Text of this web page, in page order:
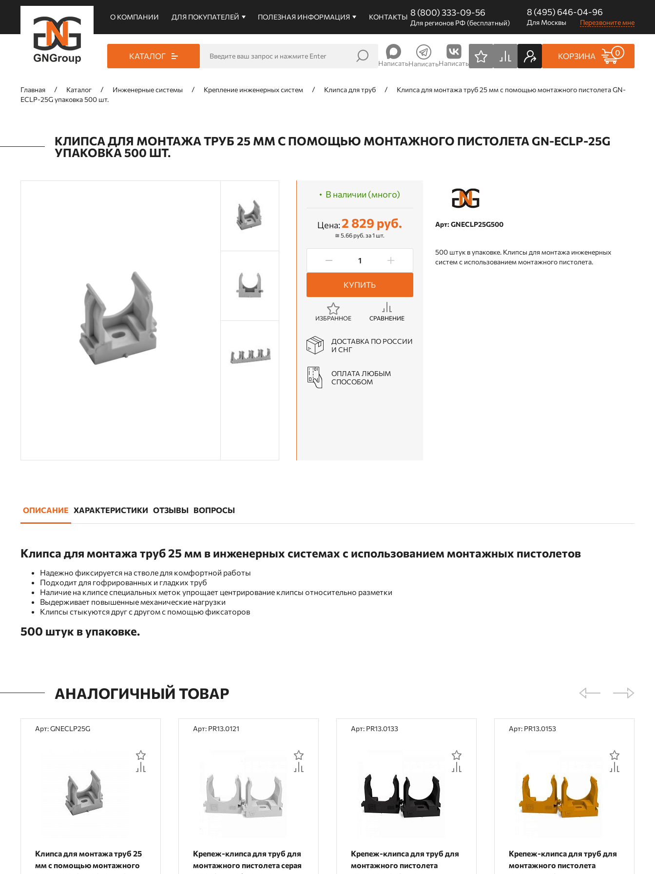
О КОМПАНИИ ДЛЯ ПОКУПАТЕЛЕЙ ПОЛЕЗНАЯ ИНФОРМАЦИЯ КОНТАКТЫ 8 (800) 333-09-56
Для регионов РФ (бесплатный)
8 (495) 646-04-96
Для Москвы Перезвоните мне
КАТАЛОГ
НаписатьНаписатьНаписать
КОРЗИНА 0
Главная Каталог Инженерные системы Крепление инженерных систем Клипса для труб
Клипса для монтажа труб 25 мм с помощью монтажного пистолета GN-
ECLP-25G упаковка 500 шт.
КЛИПСА ДЛЯ МОНТАЖА ТРУБ 25 ММ С ПОМОЩЬЮ МОНТАЖНОГО ПИСТОЛЕТА GN-ECLP-25G
УПАКОВКА 500 ШТ.
Арт: GNECLP25G500
500 штук в упаковке. Клипсы для монтажа инженерных
систем с использованием монтажного пистолета.
В наличии (много)
Цена:2 829 руб.
≅ 5.66 руб. за 1 шт.
КУПИТЬ
ИЗБРАННОЕ СРАВНЕНИЕ
ДОСТАВКА ПО РОССИИ
И СНГ
ОПЛАТА ЛЮБЫМ
СПОСОБОМ
ОПИСАНИЕ ХАРАКТЕРИСТИКИ ОТЗЫВЫ ВОПРОСЫ
Клипса для монтажа труб 25 мм в инженерных системах с использованием монтажных пистолетов
Надежно фиксируется на стволе для комфортной работы
Подходит для гофрированных и гладких труб
Наличие на клипсе специальных меток упрощает центрирование клипсы относительно разметки
Выдерживает повышенные механические нагрузки
Клипсы стыкуются друг с другом с помощью фиксаторов
500 штук в упаковке.
АНАЛОГИЧНЫЙ ТОВАР
Арт: GNECLP25G
Клипса для монтажа труб 25
мм с помощью монтажного
Арт: PR13.0121
Крепеж-клипса для труб для
монтажного пистолета серая
Арт: PR13.0133
Крепеж-клипса для труб для
монтажного пистолета
Арт: PR13.0153
Крепеж-клипса для труб для
монтажного пистолета